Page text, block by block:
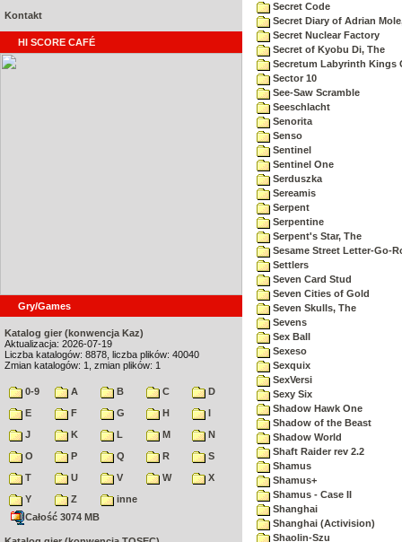
Kontakt
HI SCORE CAFÉ
Gry/Games
Katalog gier (konwencja Kaz)
Aktualizacja: 2026-07-19
Liczba katalogów: 8878, liczba plików: 40040
Zmian katalogów: 1, zmian plików: 1
0-9 A B C
D
E
F G H
I
J
K L M
N
O
P Q R
S
T
U V W
X
Y
Z
inne
Całość 3074 MB
Secret Code
Secret Diary of Adrian
Secret Nuclear Factory
Secret of Kyobu Di, The
Secretum Labyrinth Kings
Sector 10
See-Saw Scramble
Seeschlacht
Senorita
Senso
Sentinel
Sentinel One
Serduszka
Sereamis
Serpent
Serpentine
Serpent's Star, The
Sesame Street Letter-Go-
Settlers
Seven Card Stud
Seven Cities of Gold
Seven Skulls, The
Sevens
Sex Ball
Sexeso
Sexquix
SexVersi
Sexy Six
Shadow Hawk One
Shadow of the Beast
Shadow World
Shaft Raider rev 2.2
Shamus
Shamus+
Shamus - Case II
Shanghai
Shanghai (Activision)
Shaolin-Szu